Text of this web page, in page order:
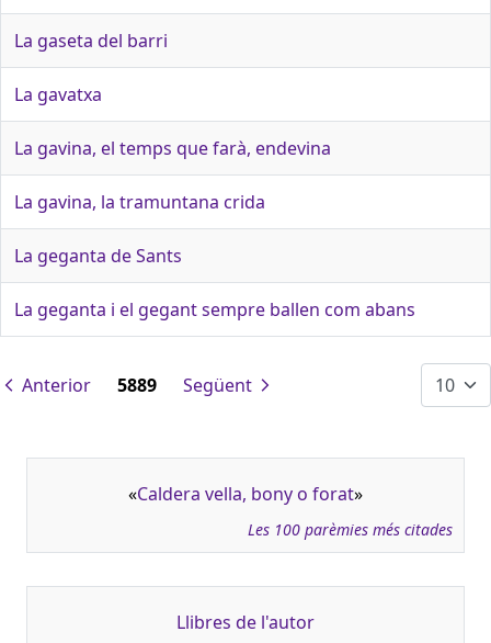
La gaseta del barri
La gavatxa
La gavina, el temps que farà, endevina
La gavina, la tramuntana crida
La geganta de Sants
La geganta i el gegant sempre ballen com abans
Anterior 5889 Següent
«Caldera vella, bony o forat»
Les 100 parèmies més citades
Llibres de l'autor